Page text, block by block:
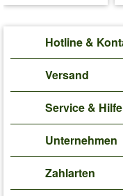
Hotline &
Versand
Service & Hilfe
Unternehmen
Zahlarten